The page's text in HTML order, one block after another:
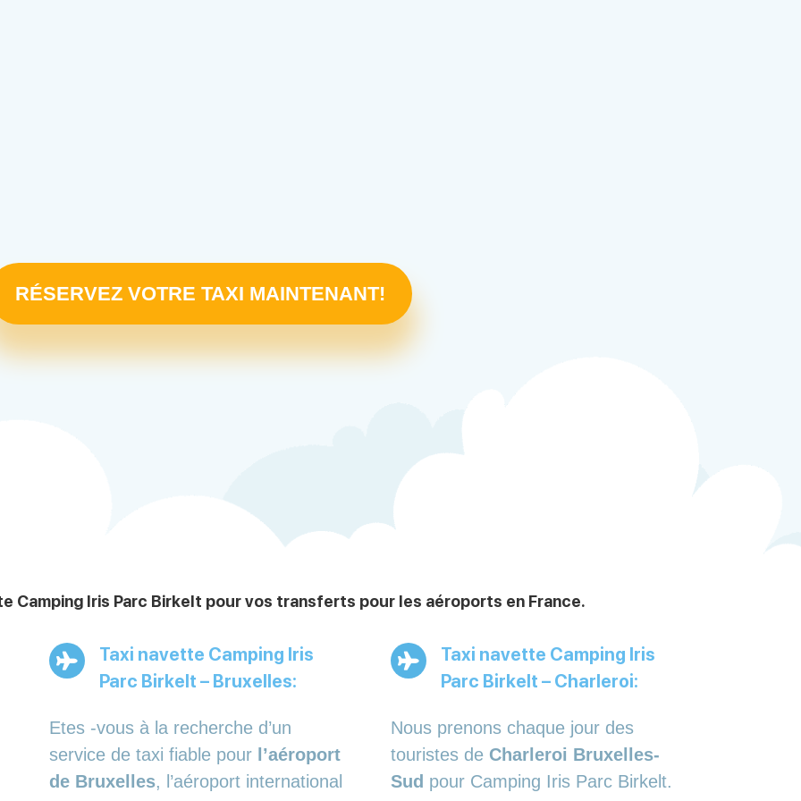
RÉSERVEZ VOTRE TAXI MAINTENANT!
Camping Iris Parc Birkelt pour vos transferts pour les aéroports en France.
Taxi navette Camping Iris
Parc Birkelt – Bruxelles:
Etes -vous à la recherche d’un
service de taxi fiable pour l’aéroport
de Bruxelles, l’aéroport international
Taxi navette Camping Iris
Parc Birkelt – Charleroi:
Nous prenons chaque jour des
touristes de Charleroi Bruxelles-
Sud pour Camping Iris Parc Birkelt.